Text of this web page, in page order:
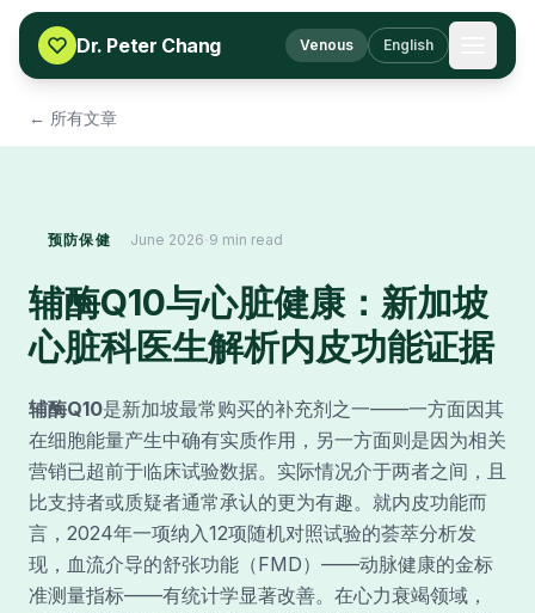
Skip to content
Dr. Peter Chang
Venous English
← 所有文章
预防保健 June 2026·9 min read
辅酶Q10与心脏健康：新加坡
心脏科医生解析内皮功能证据
辅酶Q10是新加坡最常购买的补充剂之一——一方面因其
在细胞能量产生中确有实质作用，另一方面则是因为相关
营销已超前于临床试验数据。实际情况介于两者之间，且
比支持者或质疑者通常承认的更为有趣。就内皮功能而
言，2024年一项纳入12项随机对照试验的荟萃分析发
现，血流介导的舒张功能（FMD）——动脉健康的金标
准测量指标——有统计学显著改善。在心力衰竭领域，